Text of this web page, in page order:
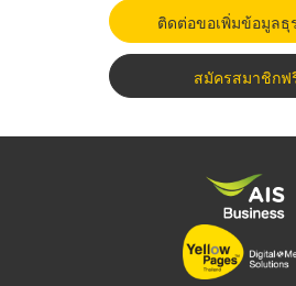
ติดต่อขอเพิ่มข้อมูลธุ
สมัครสมาชิกฟ